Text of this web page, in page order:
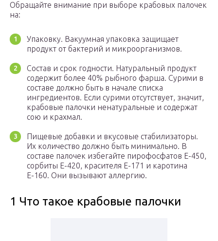
Обращайте внимание при выборе крабовых палочек
на:
Упаковку. Вакуумная упаковка защищает
продукт от бактерий и микроорганизмов.
Состав и срок годности. Натуральный продукт
содержит более 40% рыбного фарша. Сурими в
составе должно быть в начале списка
ингредиентов. Если сурими отсутствует, значит,
крабовые палочки ненатуральные и содержат
сою и крахмал.
Пищевые добавки и вкусовые стабилизаторы.
Их количество должно быть минимально. В
составе палочек избегайте пирофосфатов Е-450,
сорбиты Е-420, красителя Е-171 и каротина
Е-160. Они вызывают аллергию.
1 Что такое крабовые палочки